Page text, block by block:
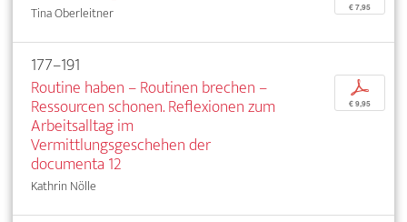
Tina Oberleitner € 7,95
177–191
Routine haben – Routinen brechen –
Ressourcen schonen. Reflexionen zum
Arbeitsalltag im
Vermittlungsgeschehen der
documenta 12
Kathrin Nölle
p
€ 9,95